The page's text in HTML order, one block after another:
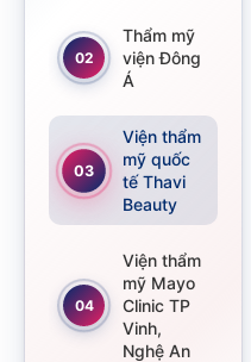
02
Thẩm mỹ
viện Đông
Á
03
Viện thẩm
mỹ quốc
tế Thavi
Beauty
04
Viện thẩm
mỹ Mayo
Clinic TP
Vinh,
Nghệ An